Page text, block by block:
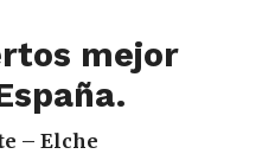
mejor
– Elche